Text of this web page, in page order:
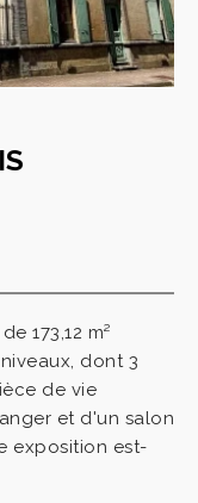
173,12 m²
dont 3
de vie
et d'un salon
exposition est-